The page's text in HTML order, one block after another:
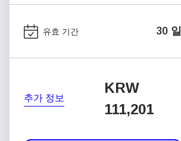
유효 기간 30 일
추가 정보
KRW
111,201